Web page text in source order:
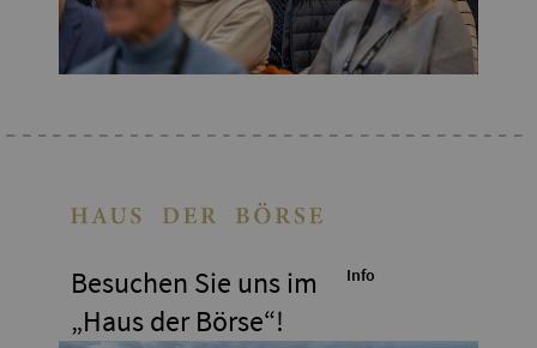
Besuchen Sie uns im
„Haus der Börse“!
Info